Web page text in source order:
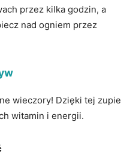
przez ‍kilka godzin, a
nad ogniem przez
wieczory! Dzięki​ tej‍ zupie
⁣witamin i ⁤energii.